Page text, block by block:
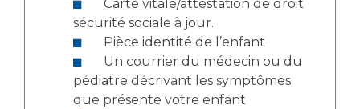
Qualité
Nos indicateurs qualité et de sécurité des soins
sécurité sociale à jour.
Pièce identité de l’enfant
pédiatre décrivant les symptômes
que présente votre enfant